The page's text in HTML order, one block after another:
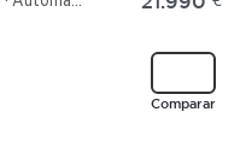
Comparar